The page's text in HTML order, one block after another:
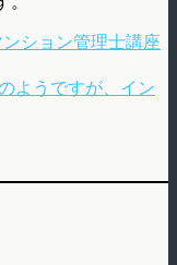
ション管理士講座
ようですが、イン